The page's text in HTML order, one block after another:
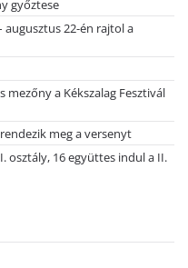
győztese
augusztus 22-én rajtol a
a Kékszalag Fesztivál
meg a versenyt
osztály, 16 együttes indul a II.